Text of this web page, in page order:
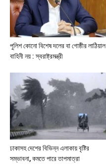
পুলিশ কোনো বিশেষ দলের বা গোষ্ঠীর লাঠিয়াল
বাহিনী নয় : স্বরাষ্ট্রমন্ত্রী
ঢাকাসহ দেশের বিভিন্ন এলাকায় বৃষ্টির
সম্ভাবনা, কমতে পারে তাপমাত্রা